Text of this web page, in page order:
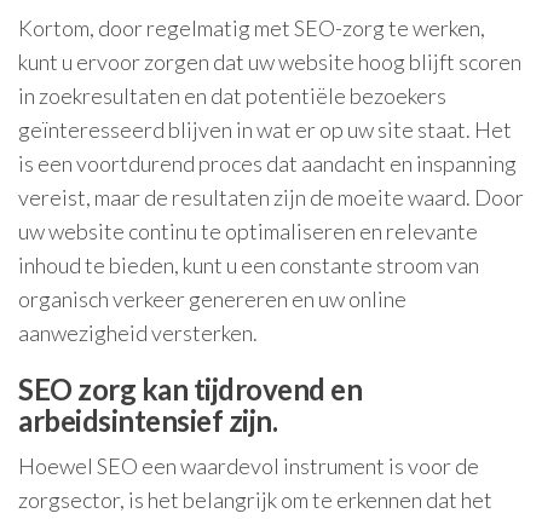
Kortom, door regelmatig met SEO-zorg te werken,
kunt u ervoor zorgen dat uw website hoog blijft scoren
in zoekresultaten en dat potentiële bezoekers
geïnteresseerd blijven in wat er op uw site staat. Het
is een voortdurend proces dat aandacht en inspanning
vereist, maar de resultaten zijn de moeite waard. Door
uw website continu te optimaliseren en relevante
inhoud te bieden, kunt u een constante stroom van
organisch verkeer genereren en uw online
aanwezigheid versterken.
SEO zorg kan tijdrovend en
arbeidsintensief zijn.
Hoewel SEO een waardevol instrument is voor de
zorgsector, is het belangrijk om te erkennen dat het